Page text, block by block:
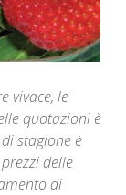
vivace, le
quotazioni è
stagione è
delle
di